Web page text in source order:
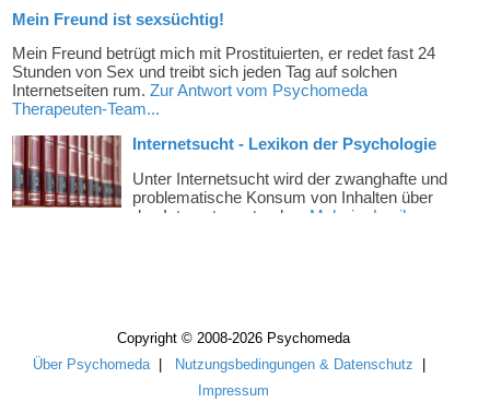
Copyright © 2008-2026 Psychomeda
Über Psychomeda| Nutzungsbedingungen & Datenschutz
Impressum